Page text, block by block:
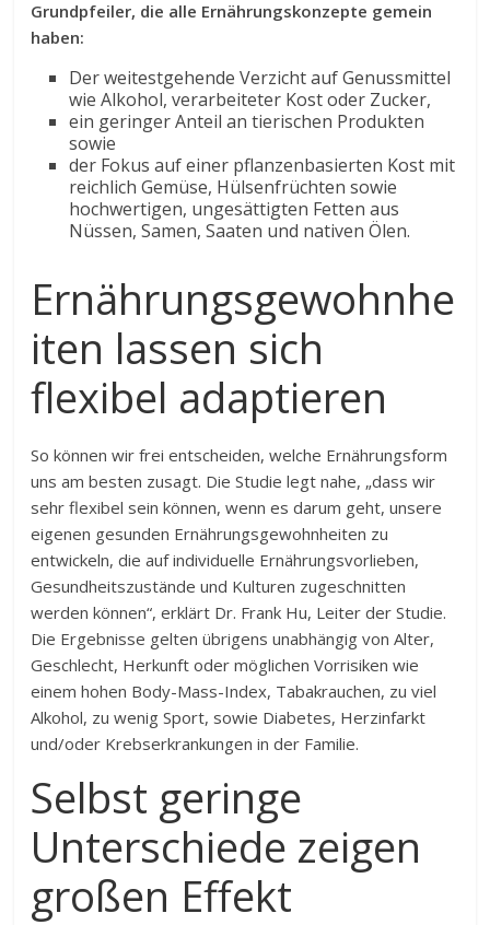
Grundpfeiler, die alle Ernährungskonzepte gemein
haben:
Der weitestgehende Verzicht auf Genussmittel
wie Alkohol, verarbeiteter Kost oder Zucker,
ein geringer Anteil an tierischen Produkten
sowie
der Fokus auf einer pflanzenbasierten Kost mit
reichlich Gemüse, Hülsenfrüchten sowie
hochwertigen, ungesättigten Fetten aus
Nüssen, Samen, Saaten und nativen Ölen.
Ernährungsgewohnhe
iten lassen sich
flexibel adaptieren
So können wir frei entscheiden, welche Ernährungsform
uns am besten zusagt. Die Studie legt nahe, „dass wir
sehr flexibel sein können, wenn es darum geht, unsere
eigenen gesunden Ernährungsgewohnheiten zu
entwickeln, die auf individuelle Ernährungsvorlieben,
Gesundheitszustände und Kulturen zugeschnitten
werden können“, erklärt Dr. Frank Hu, Leiter der Studie.
Die Ergebnisse gelten übrigens unabhängig von Alter,
Geschlecht, Herkunft oder möglichen Vorrisiken wie
einem hohen Body-Mass-Index, Tabakrauchen, zu viel
Alkohol, zu wenig Sport, sowie Diabetes, Herzinfarkt
und/oder Krebserkrankungen in der Familie.
Selbst geringe
Unterschiede zeigen
großen Effekt